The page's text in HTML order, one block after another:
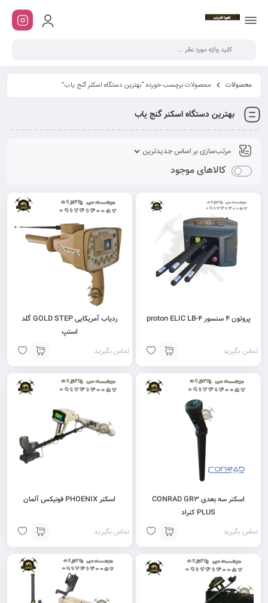
محصولات محصولات برچسب خورده “بهترین دستگاه اسکنر گنج یاب”
بهترین دستگاه اسکنر گنج یاب
کالاهای موجود
پروتون 4 سنسور proton ELIC LB-4
تماس بگیرید
ردیاب آمریکایی GOLD STEP گلد
استپ
تماس بگیرید
اسکنر سه بعدی CONRAD GR3
PLUS کنراد
تماس بگیرید
اسکنر PHOENIX فونیکس آلمان
تماس بگیرید